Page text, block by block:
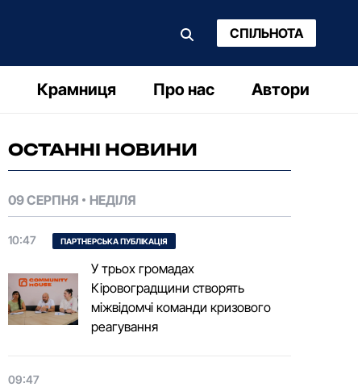
СПІЛЬНОТА
Крамниця Про нас Автори
ОСТАННІ НОВИНИ
09 СЕРПНЯ НЕДІЛЯ
10:47 ПАРТНЕРСЬКА ПУБЛІКАЦІЯ
У трьох громадах
Кіровоградщини створять
міжвідомчі команди кризового
реагування
09:47